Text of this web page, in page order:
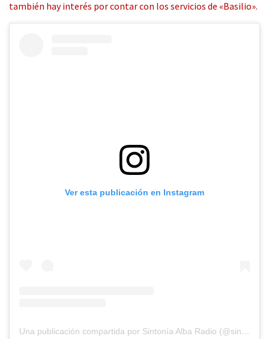
también hay interés por contar con los servicios de «Basilio».
Ver esta publicación en Instagram
Una publicación compartida por Sintonía Alba Radio (@sintoniaalbaradio)